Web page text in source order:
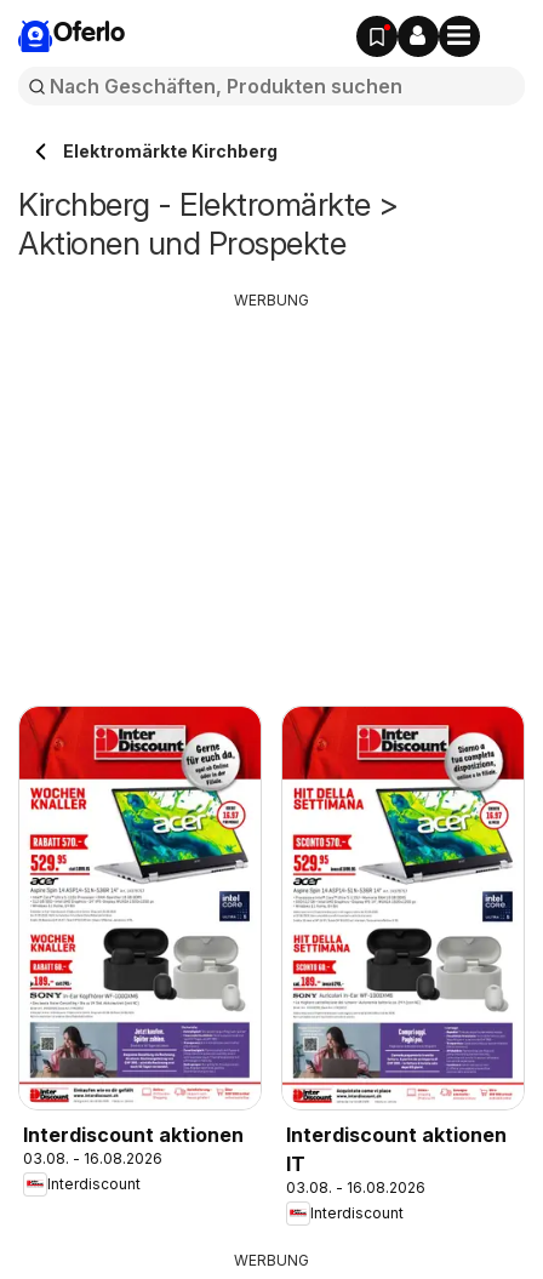
Oferlo
Elektromärkte Kirchberg
Kirchberg - Elektromärkte >
Aktionen und Prospekte
Interdiscount aktionen
03.08. - 16.08.2026
Interdiscount
Interdiscount aktionen
IT
03.08. - 16.08.2026
Interdiscount
WERBUNG
WERBUNG